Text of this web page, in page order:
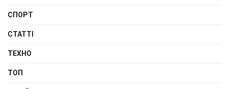
СПОРТ
СТАТТІ
ТЕХНО
ТОП